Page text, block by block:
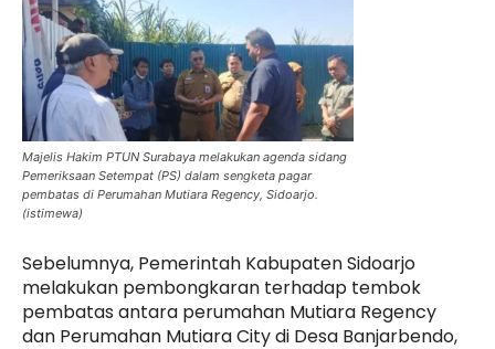
Majelis Hakim PTUN Surabaya melakukan agenda sidang
Pemeriksaan Setempat (PS) dalam sengketa pagar
pembatas di Perumahan Mutiara Regency, Sidoarjo.
(istimewa)
Sebelumnya, Pemerintah Kabupaten Sidoarjo
melakukan pembongkaran terhadap tembok
pembatas antara perumahan Mutiara Regency
dan Perumahan Mutiara City di Desa Banjarbendo,